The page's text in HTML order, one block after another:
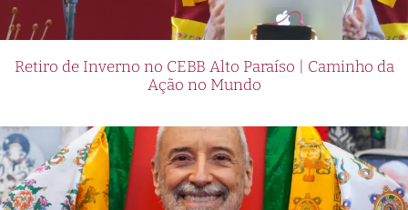
Retiro de Inverno no CEBB Alto Paraíso | Caminho da
Ação no Mundo